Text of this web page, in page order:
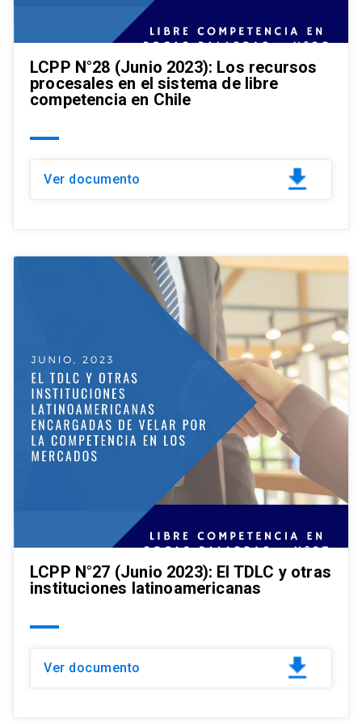
LCPP N°28 (Junio 2023): Los recursos
procesales en el sistema de libre
competencia en Chile
Ver documento
LCPP N°27 (Junio 2023): El TDLC y otras
instituciones latinoamericanas
Ver documento